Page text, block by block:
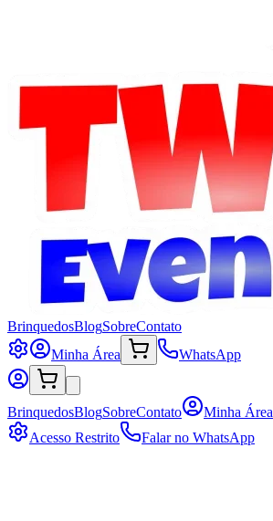
BrinquedosBlogSobreContato
Minha Área
WhatsApp
BrinquedosBlogSobreContato
Minha Área
Acesso Restrito
Falar no WhatsApp